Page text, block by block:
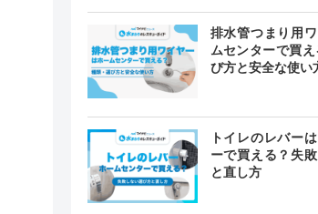
排水管つまり用
ムセンターで買
び方と安全な使い
トイレのレバー
ーで買える？失
と直し方